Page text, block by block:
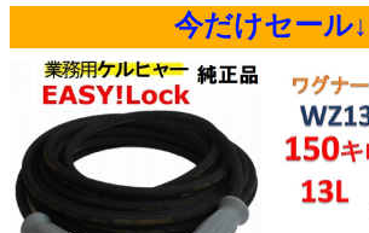
今だけセール↓